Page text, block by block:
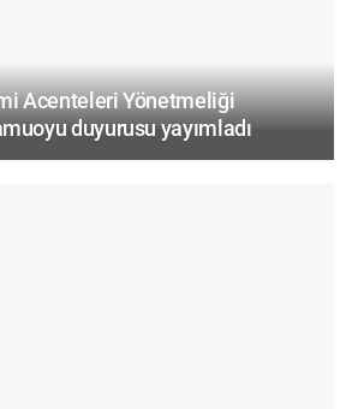
Acenteleri Yönetmeliği
duyurusu yayımladı